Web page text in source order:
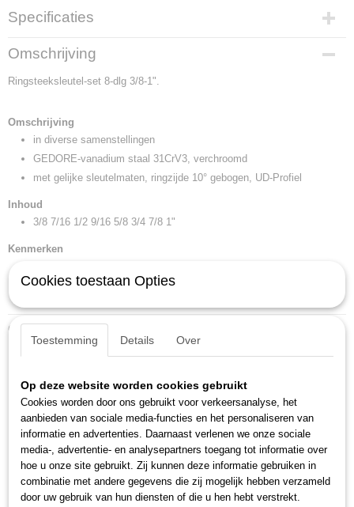
Specificaties
Productcode
6013300
EAN code
Productcode leverancier
Afmetingen (l,b,h)
36,80 x 5,50 x 5,90 cm
Omschrijving
Ringsteeksleutel-set 8-dlg 3/8-1".
Omschrijving
in diverse samenstellingen
GEDORE-vanadium staal 31CrV3, verchroomd
met gelijke sleutelmaten, ringzijde 10° gebogen, UD-Profiel
Inhoud
3/8 7/16 1/2 9/16 5/8 3/4 7/8 1"
Kenmerken
gewicht: 1,410 kg
Ook interessant
Cookies toestaan Opties
Toestemming Details Over
Op deze website worden cookies gebruikt
Cookies worden door ons gebruikt voor verkeersanalyse, het
aanbieden van sociale media-functies en het personaliseren van
informatie en advertenties. Daarnaast verlenen we onze sociale
media-, advertentie- en analysepartners toegang tot informatie over
hoe u onze site gebruikt. Zij kunnen deze informatie gebruiken in
combinatie met andere gegevens die zij mogelijk hebben verzameld
door uw gebruik van hun diensten of die u hen hebt verstrekt.